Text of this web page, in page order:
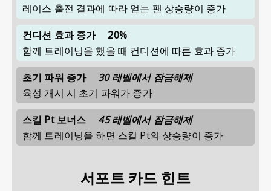
레이스 출전 결과에 따라 얻는 팬 상승량이 증가
컨디션 효과 증가
20%
함께 트레이닝을 했을 때 컨디션에 따른 효과 증가
초기 파워 증가
30 레벨에서 잠금해제
육성 개시 시 초기 파워가 증가
스킬 Pt 보너스
45 레벨에서 잠금해제
함께 트레이닝을 하면 스킬 Pt의 상승량이 증가
서포트 카드 힌트